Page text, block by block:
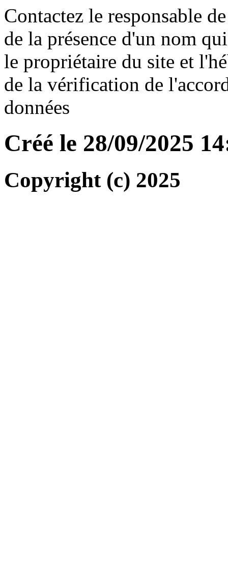
Contactez le responsable
de la présence d'un nom
le propriétaire du site et
de la vérification de
données
Créé le 28/09/2025
Copyright (c) 2025